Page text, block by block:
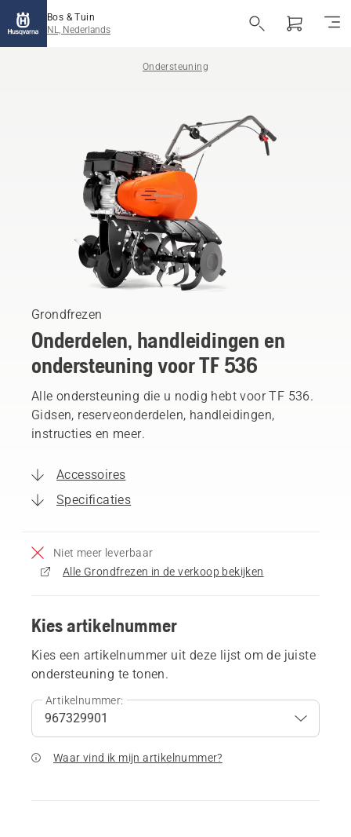
Bos & Tuin
NL, Nederlands
Ondersteuning
Grondfrezen
Onderdelen, handleidingen en
ondersteuning voor TF 536
Alle ondersteuning die u nodig hebt voor TF 536.
Gidsen, reserveonderdelen, handleidingen,
instructies en meer.
Accessoires
Specificaties
Niet meer leverbaar
Alle Grondfrezen in de verkoop bekijken
Kies artikelnummer
Kies een artikelnummer uit deze lijst om de juiste
ondersteuning te tonen.
Artikelnummer:
Waar vind ik mijn artikelnummer?